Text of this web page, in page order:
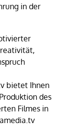
in der
bietet Ihnen
des
Filmes in